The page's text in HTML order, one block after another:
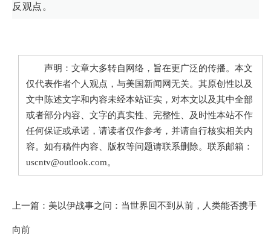
反观点。
声明：文章大多转自网络，旨在更广泛的传播。本文
仅代表作者个人观点，与美国新闻网无关。其原创性以及
文中陈述文字和内容未经本站证实，对本文以及其中全部
或者部分内容、文字的真实性、完整性、及时性本站不作
任何保证或承诺，请读者仅作参考，并请自行核实相关内
容。如有稿件内容、版权等问题请联系删除。联系邮箱：
uscntv@outlook.com。
上一篇： 美以伊战事之问：当世界回不到从前，人类能否携手
向前